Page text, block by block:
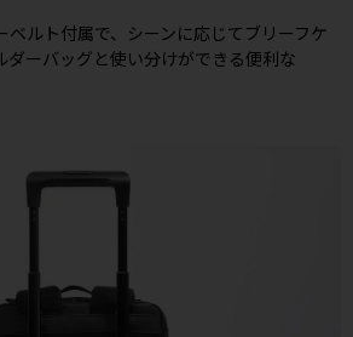
ルト付属で、シーンに応じてブリーフケ
ダーバッグと使い分けができる便利な